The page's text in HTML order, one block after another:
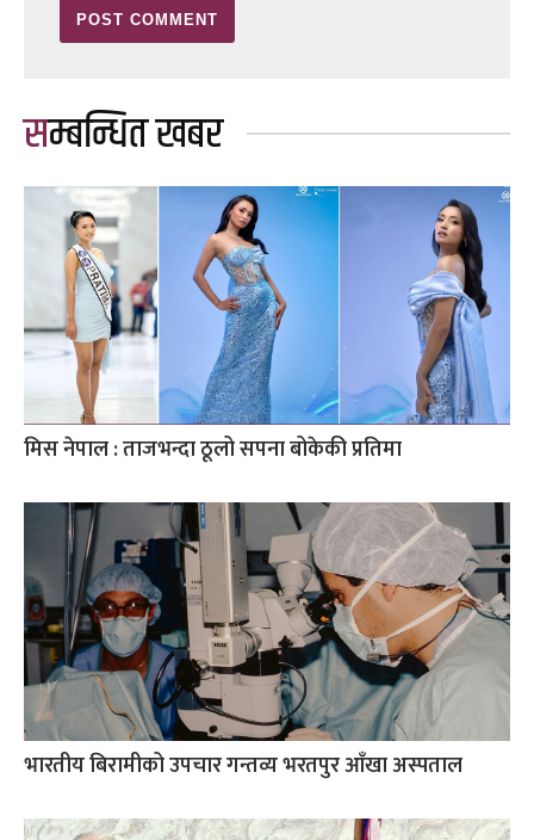
सम्बन्धित खबर
मिस नेपाल : ताजभन्दा ठूलो सपना बोकेकी प्रतिमा
भारतीय बिरामीको उपचार गन्तव्य भरतपुर आँखा अस्पताल